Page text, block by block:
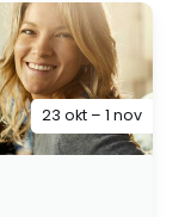
23 okt – 1 nov